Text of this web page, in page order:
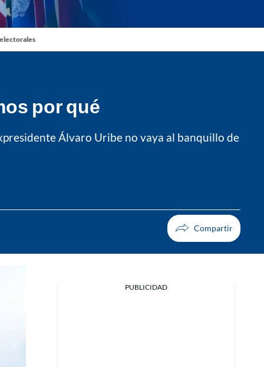
por qué
Álvaro Uribe no vaya al banquillo de
PUBLICIDAD